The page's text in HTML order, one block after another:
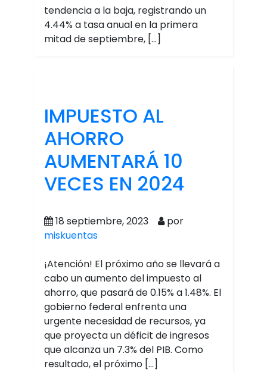
tendencia a la baja, registrando un
4.44% a tasa anual en la primera
mitad de septiembre, […]
IMPUESTO AL
AHORRO
AUMENTARÁ 10
VECES EN 2024
18 septiembre, 2023
por
miskuentas
¡Atención! El próximo año se llevará a
cabo un aumento del impuesto al
ahorro, que pasará de 0.15% a 1.48%. El
gobierno federal enfrenta una
urgente necesidad de recursos, ya
que proyecta un déficit de ingresos
que alcanza un 7.3% del PIB. Como
resultado, el próximo […]